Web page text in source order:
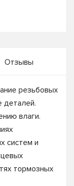
Отзывы
резьбовых
деталей.
влаги.
систем и
тормозных